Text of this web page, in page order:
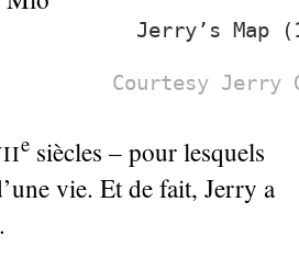
Jerry’s Map
Courtesy Jerry
esiècles – pour lesquels
vie. Et de fait, Jerry a